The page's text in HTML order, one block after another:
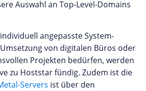
Auswahl an Top-Level-Domains
angepasste System-
von digitalen Büros oder
Projekten bedürfen, werden
zu Hoststar fündig. Zudem ist die
Servers ist über den